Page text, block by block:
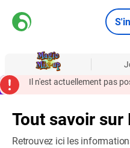
À propos
Il n'est actuellement pas
Tout savoir
Retrouvez ici les